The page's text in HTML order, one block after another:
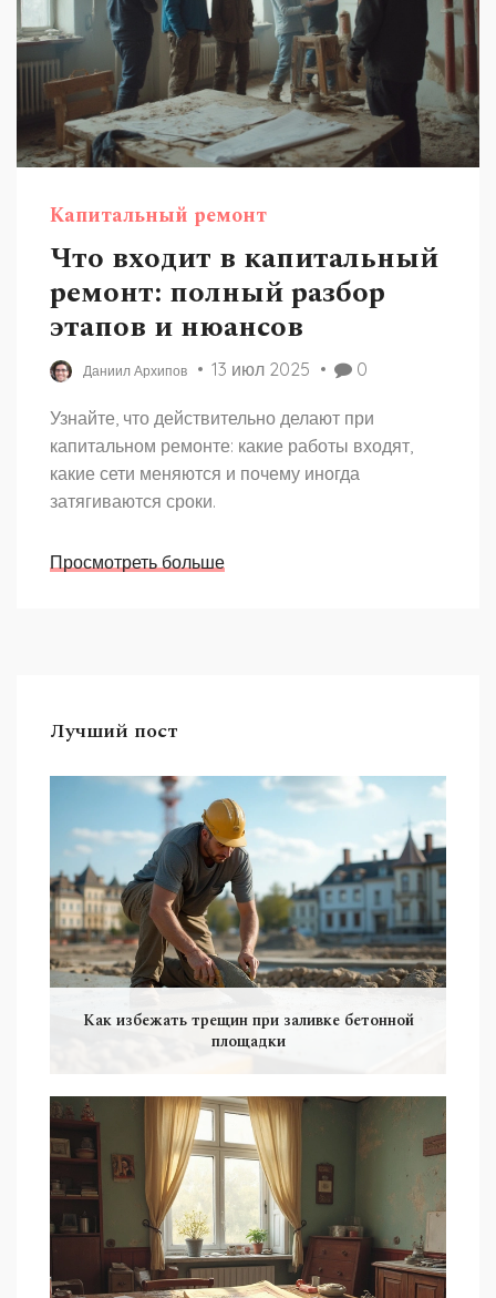
Капитальный ремонт
Что входит в капитальный
ремонт: полный разбор
этапов и нюансов
Даниил Архипов 13 июл 2025 0
Узнайте, что действительно делают при
капитальном ремонте: какие работы входят,
какие сети меняются и почему иногда
затягиваются сроки.
Просмотреть больше
Лучший пост
Как избежать трещин при заливке бетонной
площадки